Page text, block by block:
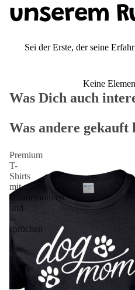
unserem
Sei der Erste, der seine
Keine
Was Dich auch
Was andere gekauft
Premium
T-
Shirts
mit
Hundemotiven
und
-
sprüchen